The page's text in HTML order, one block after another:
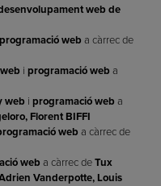
web de
programació web a càrrec de
i programació web a
web i programació web a
Florent BIFFI
web a càrrec de
web a càrrec deTux
Vanderpotte, Louis